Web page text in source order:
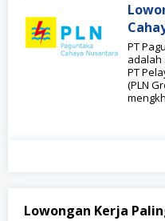
PT
adalah
PT
(PLN
Lowongan Kerja